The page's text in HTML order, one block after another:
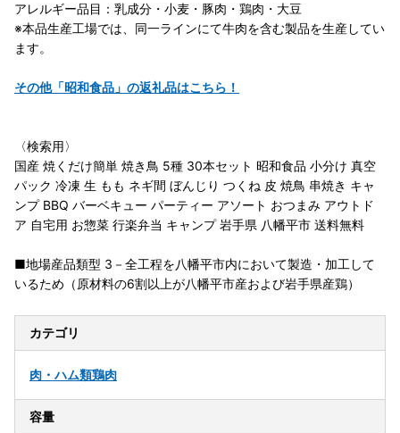
アレルギー品目：乳成分・小麦・豚肉・鶏肉・大豆
※本品生産工場では、同一ラインにて牛肉を含む製品を生産してい
ます。
その他「昭和食品」の返礼品はこちら！
〈検索用〉
国産 焼くだけ簡単 焼き鳥 5種 30本セット 昭和食品 小分け 真空
パック 冷凍 生 もも ネギ間 ぼんじり つくね 皮 焼鳥 串焼き キャ
ンプ BBQ バーベキュー パーティー アソート おつまみ アウトド
ア 自宅用 お惣菜 行楽弁当 キャンプ 岩手県 八幡平市 送料無料
■地場産品類型 3－全工程を八幡平市内において製造・加工して
いるため（原材料の6割以上が八幡平市産および岩手県産鶏）
カテゴリ
肉・ハム類鶏肉
容量